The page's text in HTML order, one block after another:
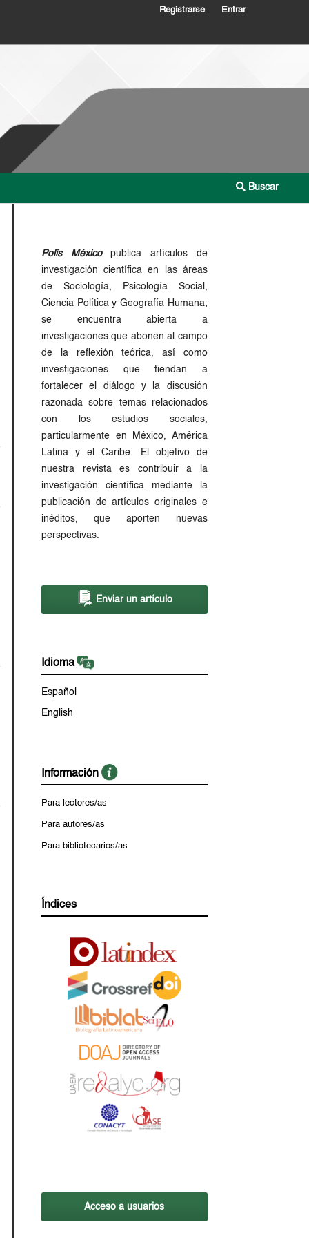
Buscar
Registrarse Entrar
Polis Méxicopublica artículos de
investigación científica en las áreas
de Sociología, Psicología Social,
Ciencia Política y Geografía Humana;
se encuentra abierta a
investigaciones que abonen al campo
de la reflexión teórica, así como
investigaciones que tiendan a
fortalecer el diálogo y la discusión
razonada sobre temas relacionados
con los estudios sociales,
particularmente en México, América
Latina y el Caribe. El objetivo de
nuestra revista es contribuir a la
investigación científica mediante la
publicación de artículos originales e
inéditos, que aporten nuevas
perspectivas.
Enviar un artículo
Idioma
Español
English
Información
Para lectores/as
Para autores/as
Para bibliotecarios/as
Índices
Acceso a usuarios